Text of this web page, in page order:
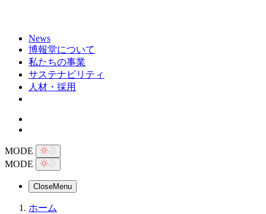
News
博報堂について
私たちの事業
サステナビリティ
人材・採用
MODE
MODE
CloseMenu
ホーム